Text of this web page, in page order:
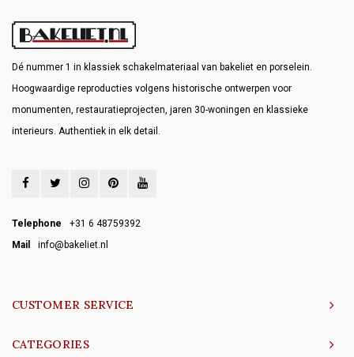
Dé nummer 1 in klassiek schakelmateriaal van bakeliet en porselein.
Hoogwaardige reproducties volgens historische ontwerpen voor
monumenten, restauratieprojecten, jaren 30-woningen en klassieke
interieurs. Authentiek in elk detail.
Telephone
+31 6 48759392
Mail
info@bakeliet.nl
CUSTOMER SERVICE
CATEGORIES